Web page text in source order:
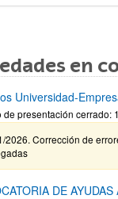
en
Universidad-
de presentación cerrado:
2026. Corrección de
DE